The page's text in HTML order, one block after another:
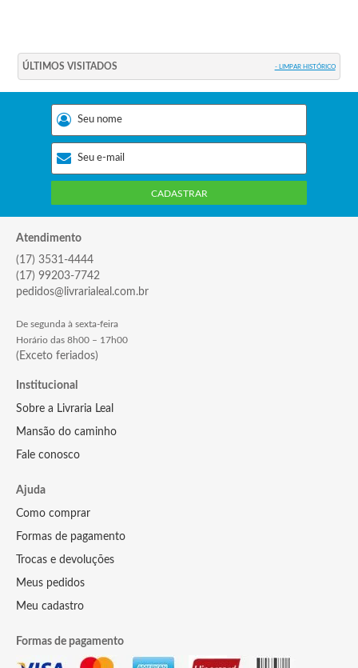
ÚLTIMOS VISITADOS - LIMPAR HISTÓRICO
CADASTRAR
Atendimento
(17) 3531-4444
(17) 99203-7742
pedidos@livrarialeal.com.br
De segunda à sexta-feira
Horário das 8h00 – 17h00
(Exceto feriados)
Institucional
Sobre a Livraria Leal
Mansão do caminho
Fale conosco
Ajuda
Como comprar
Formas de pagamento
Trocas e devoluções
Meus pedidos
Meu cadastro
Formas de pagamento